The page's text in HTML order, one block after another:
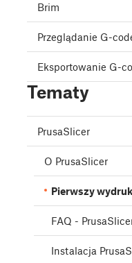
Brim
Przeglądanie G-
Eksportowanie G-
Tematy
PrusaSlicer
O PrusaSlicer
Pierwszy
FAQ -
Instalacja